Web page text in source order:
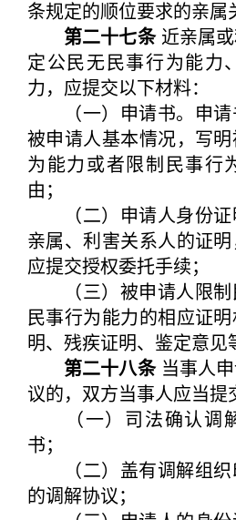
条规定的顺位要求的亲属
第二十七条近亲属
定公民无民事行为能力
力，应提交以下材料：
（一）申请书。申请
被申请人基本情况，写
为能力或者限制民事行
由；
（二）申请人身份证
亲属、利害关系人的证
应提交授权委托手续；
（三）被申请人限制
民事行为能力的相应证
明、残疾证明、鉴定意见
第二十八条当事人
议的，双方当事人应当提
（一）司法确认调
书；
（二）盖有调解组织
的调解协议；